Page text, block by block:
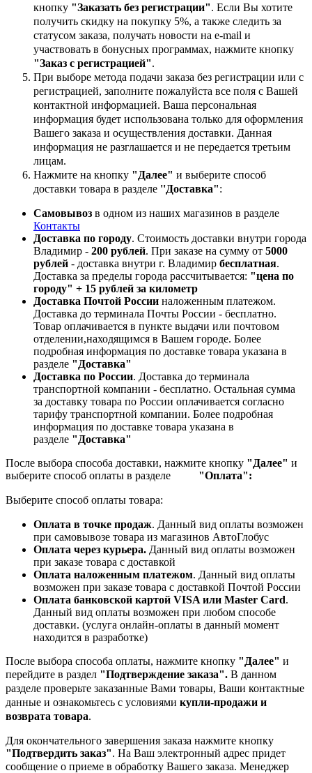
кнопку "Заказать без регистрации". Если Вы хотите
получить скидку на покупку 5%, а также следить за
статусом заказа, получать новости на e-mail и
участвовать в бонусных программах, нажмите кнопку
"Заказ с регистрацией".
При выборе метода подачи заказа без регистрации или с
регистрацией, заполните пожалуйста все поля с Вашей
контактной информацией. Ваша персональная
информация будет использована только для оформления
Вашего заказа и осуществления доставки. Данная
информация не разглашается и не передается третьим
лицам.
Нажмите на кнопку "Далее" и выберите способ
доставки товара в разделе ''Доставка":
Самовывоз в одном из наших магазинов в разделе
Контакты
Доставка по городу. Стоимость доставки внутри города
Владимир - 200 рублей. При заказе на сумму от 5000
рублей - доставка внутри г. Владимир бесплатная.
Доставка за пределы города рассчитывается: "цена по
городу" + 15 рублей за километр
Доставка Почтой России наложенным платежом.
Доставка до терминала Почты России - бесплатно.
Товар оплачивается в пункте выдачи или почтовом
отделении,находящимся в Вашем городе. Более
подробная информация по доставке товара указана в
разделе "Доставка"
Доставка по России. Доставка до терминала
транспортной компании - бесплатно. Остальная сумма
за доставку товара по России оплачивается согласно
тарифу транспортной компании. Более подробная
информация по доставке товара указана в
разделе "Доставка"
После выбора способа доставки, нажмите кнопку "Далее" и
выберите способ оплаты в разделе "Оплата":
Выберите способ оплаты товара:
Оплата в точке продаж. Данный вид оплаты возможен
при самовывозе товара из магазинов АвтоГлобус
Оплата через курьера. Данный вид оплаты возможен
при заказе товара с доставкой
Оплата наложенным платежом. Данный вид оплаты
возможен при заказе товара с доставкой Почтой России
Оплата банковской картой VISA или Master Card.
Данный вид оплаты возможен при любом способе
доставки. (услуга онлайн-оплаты в данный момент
находится в разработке)
После выбора способа оплаты, нажмите кнопку "Далее" и
перейдите в раздел "Подтверждение заказа". В данном
разделе проверьте заказанные Вами товары, Ваши контактные
данные и ознакомьтесь с условиями купли-продажи и
возврата товара.
Для окончательного завершения заказа нажмите кнопку
"Подтвердить заказ". На Ваш электронный адрес придет
сообщение о приеме в обработку Вашего заказа. Менеджер